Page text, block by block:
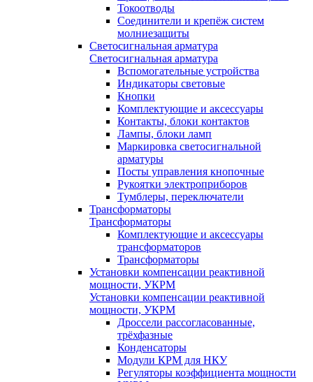
Токоотводы
Соединители и крепёж систем
молниезащиты
Светосигнальная арматура
Светосигнальная арматура
Вспомогательные устройства
Индикаторы световые
Кнопки
Комплектующие и аксессуары
Контакты, блоки контактов
Лампы, блоки ламп
Маркировка светосигнальной
арматуры
Посты управления кнопочные
Рукоятки электроприборов
Тумблеры, переключатели
Трансформаторы
Трансформаторы
Комплектующие и аксессуары
трансформаторов
Трансформаторы
Установки компенсации реактивной
мощности, УКРМ
Установки компенсации реактивной
мощности, УКРМ
Дроссели рассогласованные,
трёхфазные
Конденсаторы
Модули КРМ для НКУ
Регуляторы коэффициента мощности